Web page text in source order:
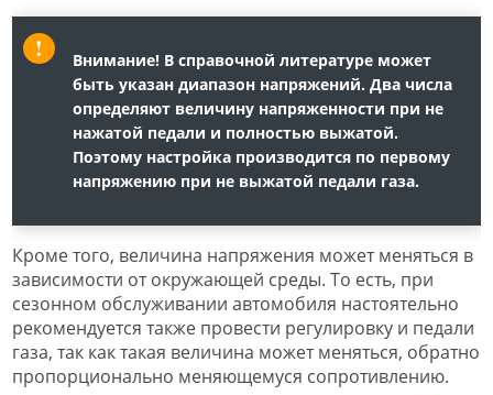
Внимание! В справочной литературе может
быть указан диапазон напряжений. Два числа
определяют величину напряженности при не
нажатой педали и полностью выжатой.
Поэтому настройка производится по первому
напряжению при не выжатой педали газа.
Кроме того, величина напряжения может меняться в
зависимости от окружающей среды. То есть, при
сезонном обслуживании автомобиля настоятельно
рекомендуется также провести регулировку и педали
газа, так как такая величина может меняться, обратно
пропорционально меняющемуся сопротивлению.